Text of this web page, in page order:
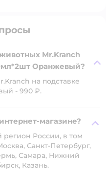
Mr.Kranch
Оранжевый?
на подставке
- 990 ₽.
магазине?
России, в том
Санкт-Петербург,
Самара, Нижний
Казань.